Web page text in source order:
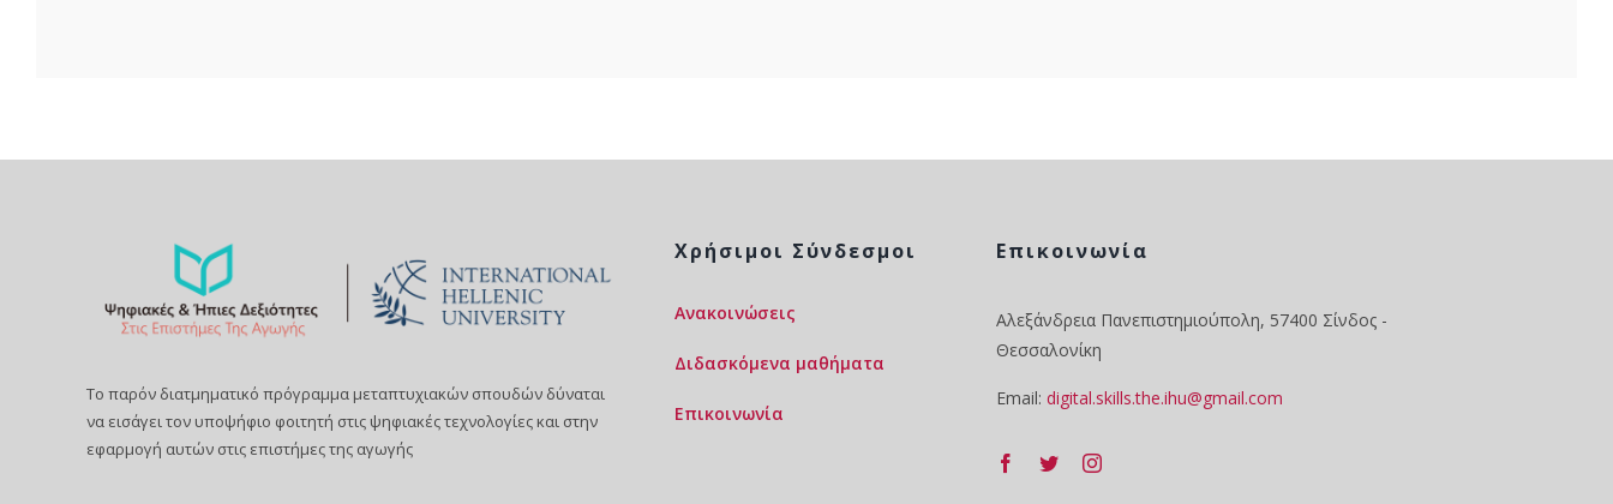
Το παρόν διατμηματικό πρόγραμμα μεταπτυχιακών σπουδών δύναται
να εισάγει τον υποψήφιο φοιτητή στις ψηφιακές τεχνολογίες και στην
εφαρμογή αυτών στις επιστήμες της αγωγής
Χρήσιμοι Σύνδεσμοι
Ανακοινώσεις
Διδασκόμενα μαθήματα
Επικοινωνία
Επικοινωνία
Αλεξάνδρεια Πανεπιστημιούπολη, 57400 Σίνδος -
Θεσσαλονίκη
Email:digital.skills.the.ihu@gmail.com